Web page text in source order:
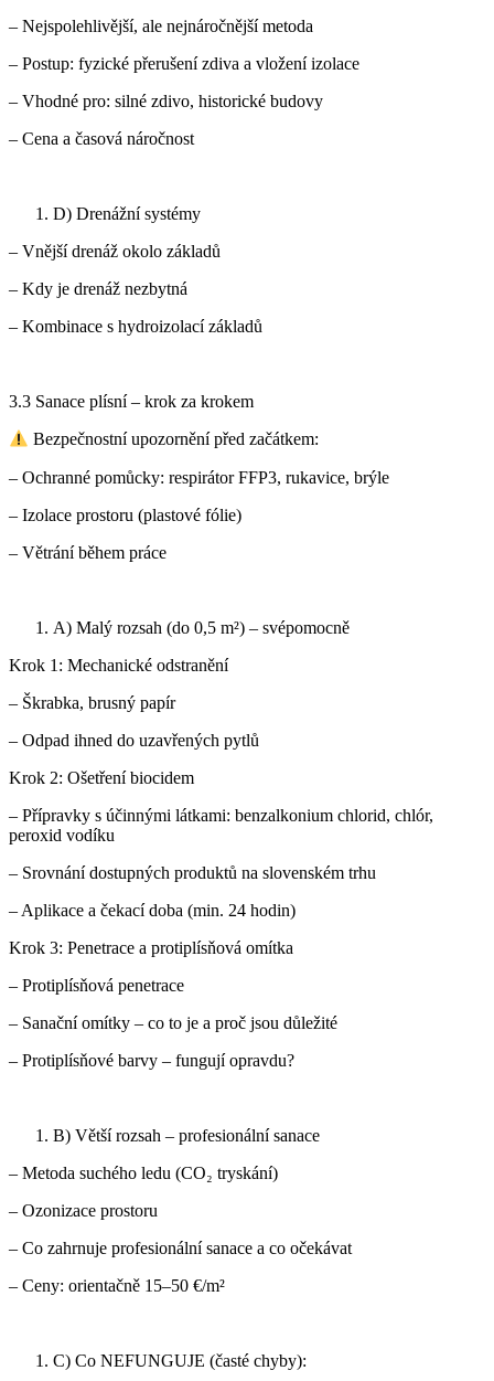
– Nejspolehlivější, ale nejnáročnější metoda
– Postup: fyzické přerušení zdiva a vložení izolace
– Vhodné pro: silné zdivo, historické budovy
– Cena a časová náročnost
D) Drenážní systémy
– Vnější drenáž okolo základů
– Kdy je drenáž nezbytná
– Kombinace s hydroizolací základů
3.3 Sanace plísní – krok za krokem
Bezpečnostní upozornění před začátkem:
– Ochranné pomůcky: respirátor FFP3, rukavice, brýle
– Izolace prostoru (plastové fólie)
– Větrání během práce
A) Malý rozsah (do 0,5 m²) – svépomocně
Krok 1: Mechanické odstranění
– Škrabka, brusný papír
– Odpad ihned do uzavřených pytlů
Krok 2: Ošetření biocidem
– Přípravky s účinnými látkami: benzalkonium chlorid, chlór,
peroxid vodíku
– Srovnání dostupných produktů na slovenském trhu
– Aplikace a čekací doba (min. 24 hodin)
Krok 3: Penetrace a protiplísňová omítka
– Protiplísňová penetrace
– Sanační omítky – co to je a proč jsou důležité
– Protiplísňové barvy – fungují opravdu?
B) Větší rozsah – profesionální sanace
– Metoda suchého ledu (CO₂ tryskání)
– Ozonizace prostoru
– Co zahrnuje profesionální sanace a co očekávat
– Ceny: orientačně 15–50 €/m²
C) Co NEFUNGUJE (časté chyby):